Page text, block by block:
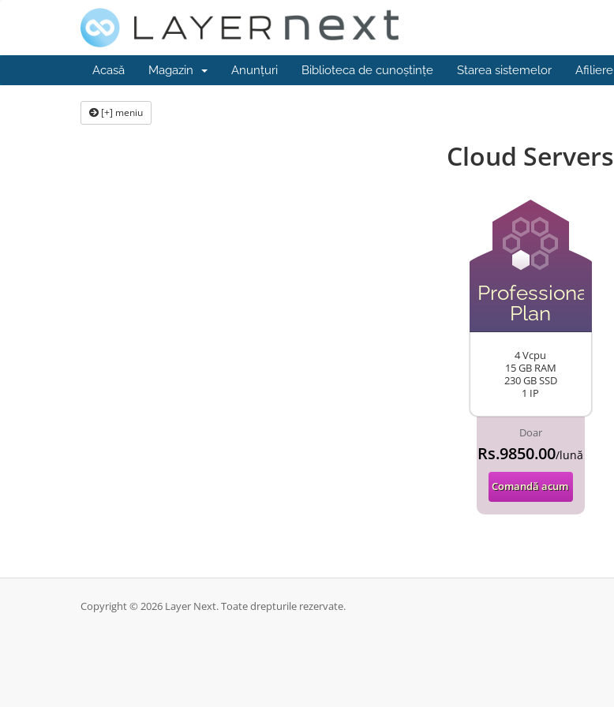
Acasă Magazin Anunțuri Biblioteca de cunoștințe Starea sistemelor Afiliere
[+] meniu
Cloud Servers
Professional
Plan
4 Vcpu
15 GB RAM
230 GB SSD
1 IP
Doar
Rs.9850.00/lună
Comandă acum
Copyright © 2026 Layer Next. Toate drepturile rezervate.